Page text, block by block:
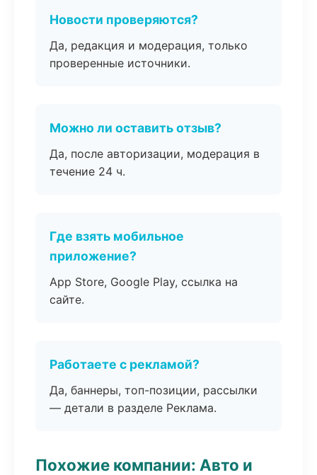
Новости проверяются?
Да, редакция и модерация, только
проверенные источники.
Можно ли оставить отзыв?
Да, после авторизации, модерация в
течение 24 ч.
Где взять мобильное
приложение?
App Store, Google Play, ссылка на
сайте.
Работаете с рекламой?
Да, баннеры, топ-позиции, рассылки
— детали в разделе Реклама.
Похожие компании: Авто и